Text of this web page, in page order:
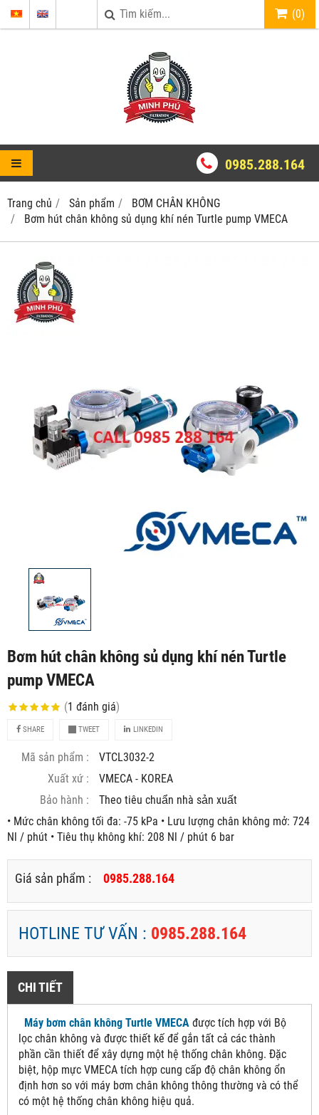
(0)
0985.288.164
Trang chủ Sản phẩm
BƠM CHÂN KHÔNG
Bơm hút chân không sủ dụng khí nén Turtle pump VMECA
Bơm hút chân không sủ dụng khí nén Turtle
pump VMECA
(1 đánh giá)
SHARE TWEET LINKEDIN
Mã sản phẩm :
VTCL3032-2
Xuất xứ :
VMECA - KOREA
Bảo hành :
Theo tiêu chuẩn nhà sản xuất
• Mức chân không tối đa: -75 kPa • Lưu lượng chân không mở: 724
Nl / phút • Tiêu thụ không khí: 208 Nl / phút 6 bar
Giá sản phẩm : 0985.288.164
HOTLINE TƯ VẤN : 0985.288.164
CHI TIẾT
Máy bơm chân không Turtle VMECA được tích hợp với Bộ
lọc chân không và được thiết kế để gắn tất cả các thành
phần cần thiết để xây dựng một hệ thống chân không. Đặc
biệt, hộp mực VMECA tích hợp cung cấp độ chân không ổn
định hơn so với máy bơm chân không thông thường và có thể
có một hệ thống chân không hiệu quả.